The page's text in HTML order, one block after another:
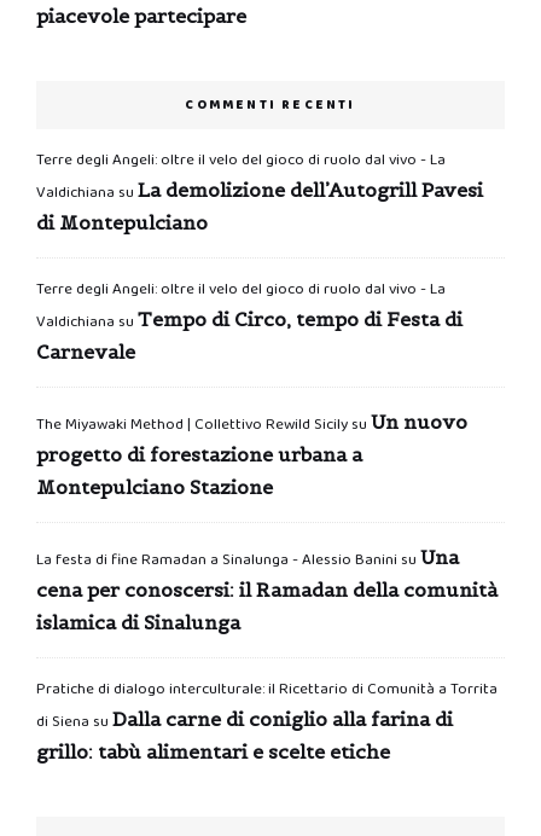
piacevole partecipare
COMMENTI RECENTI
Terre degli Angeli: oltre il velo del gioco di ruolo dal vivo - La
Valdichiana su La demolizione dell’Autogrill Pavesi
di Montepulciano
Terre degli Angeli: oltre il velo del gioco di ruolo dal vivo - La
Valdichiana su Tempo di Circo, tempo di Festa di
Carnevale
The Miyawaki Method | Collettivo Rewild Sicilysu Un nuovo
progetto di forestazione urbana a
Montepulciano Stazione
La festa di fine Ramadan a Sinalunga - Alessio Banini su Una
cena per conoscersi: il Ramadan della comunità
islamica di Sinalunga
Pratiche di dialogo interculturale: il Ricettario di Comunità a Torrita
di Siena su Dalla carne di coniglio alla farina di
grillo: tabù alimentari e scelte etiche